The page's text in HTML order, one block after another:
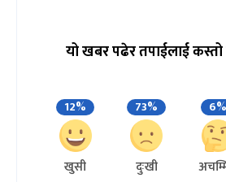
यो खबर पढेर तपाईलाई
12%
खुसी
73%
दुःखी
6%